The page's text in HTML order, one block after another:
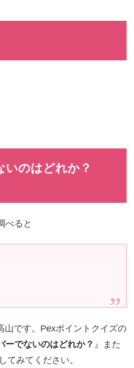
いのはどれか？
べると
山です。Pexポイントクイズの
ーでないのはどれか？ 』また
てみてください。